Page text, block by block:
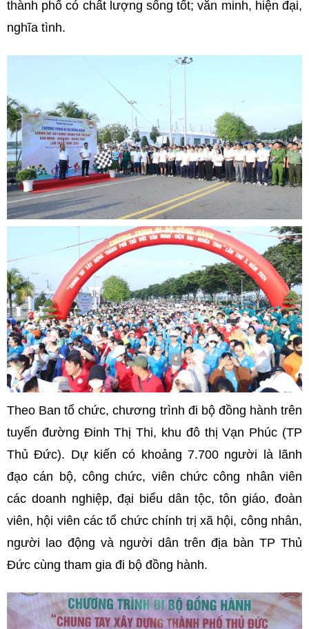
thành phố có chất lượng sống tốt; văn minh, hiện đại,
nghĩa tình.
Theo Ban tổ chức, chương trình đi bộ đồng hành trên
tuyến đường Đinh Thị Thi, khu đô thị Vạn Phúc (TP
Thủ Đức). Dự kiến có khoảng 7.700 người là lãnh
đạo cán bộ, công chức, viên chức công nhân viên
các doanh nghiệp, đại biểu dân tộc, tôn giáo, đoàn
viên, hội viên các tổ chức chính trị xã hội, công nhân,
người lao động và người dân trên địa bàn TP Thủ
Đức cùng tham gia đi bộ đồng hành.